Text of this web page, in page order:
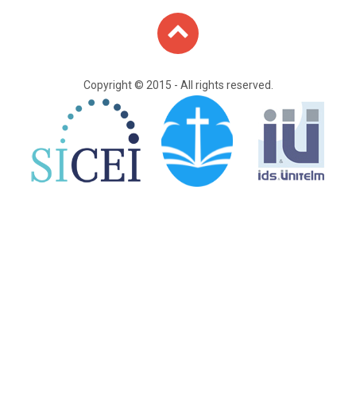
Copyright © 2015 - All rights reserved.